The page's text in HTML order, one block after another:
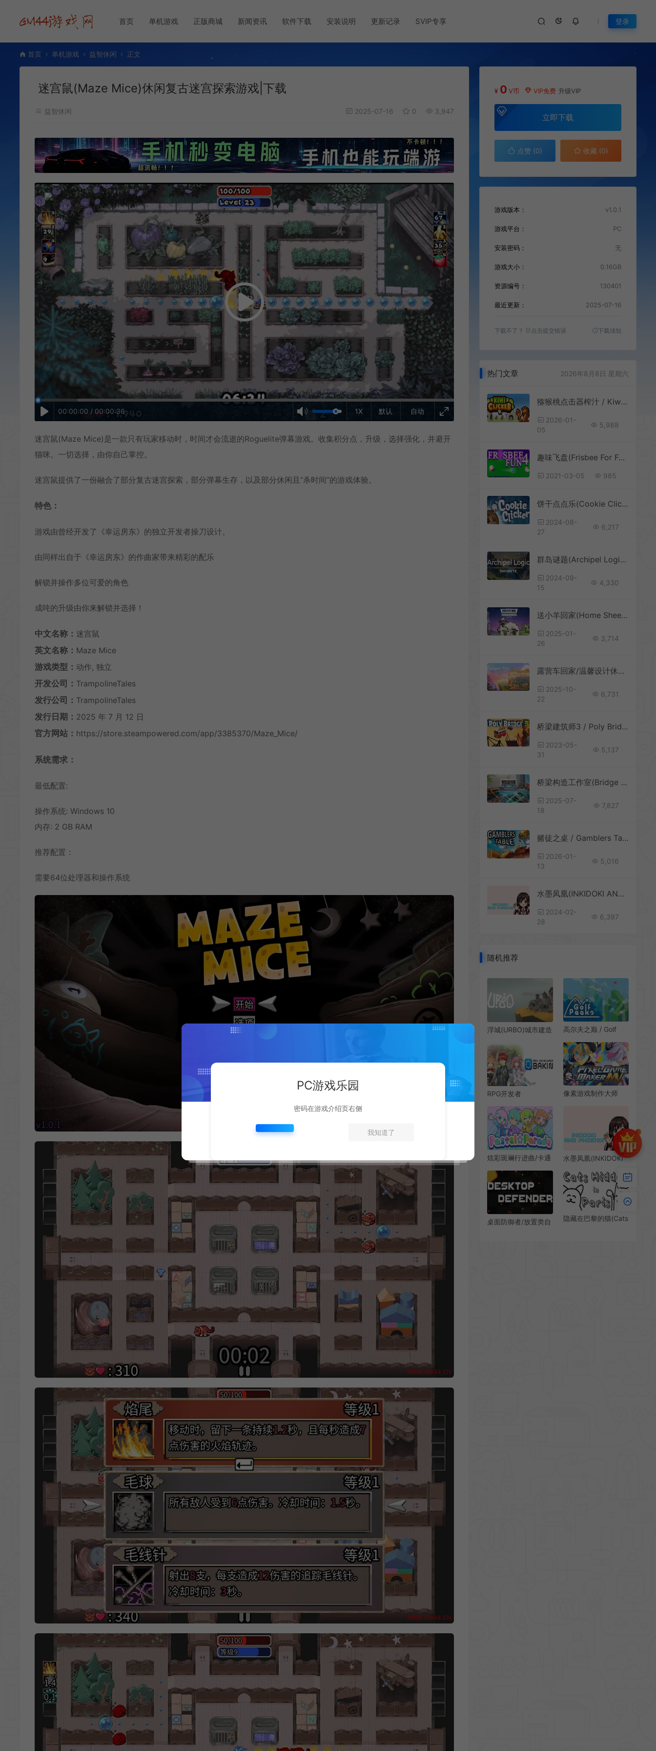
首页 单机游戏 正版商城 新闻资讯 软件下载 安装说明 更新记录 SVIP专享 登录
首页 单机游戏 益智休闲 正文
迷宫鼠(Maze Mice)休闲复古迷宫探索游戏|下载
益智休闲 2025-07-16 0 3,947
自动
1X 默认
00:00:00 / 00:00:36
迷宫鼠(Maze Mice)是一款只有玩家移动时，时间才会流逝的Roguelite弹幕游戏。收集积分点，升级，选择强化，并避开
猫咪。一切选择，由你自己掌控。
迷宫鼠提供了一份融合了部分复古迷宫探索，部分弹幕生存，以及部分休闲且“杀时间”的游戏体验。
特色：
游戏由曾经开发了《幸运房东》的独立开发者操刀设计。
由同样出自于《幸运房东》的作曲家带来精彩的配乐
解锁并操作多位可爱的角色
成吨的升级由你来解锁并选择！
中文名称： 迷宫鼠
英文名称： Maze Mice
游戏类型： 动作, 独立
开发公司： TrampolineTales
发行公司： TrampolineTales
发行日期： 2025 年 7 月 12 日
官方网站： https://store.steampowered.com/app/3385370/Maze_Mice/
系统需求：
最低配置:
操作系统: Windows 10
内存: 2 GB RAM
推荐配置：
需要64位处理器和操作系统
¥ 0 V币 VIP免费 升级VIP
立即下载
点赞 (0) 收藏 (0)
游戏版本： v1.0.1
游戏平台： PC
安装密码： 无
游戏大小： 0.16GB
资源编号： 130401
最近更新： 2025-07-16
下载不了？ 点击提交错误 下载须知
热门文章 2026年8月8日 星期六
猕猴桃点击器榨汁 / Kiwi Clicker Juiced Up 休闲放置挂机游戏
2026-01-
05
5,988
趣味飞盘(Frisbee For Fun)简中|PC|PUZ|益智休闲游戏
2021-03-05 985
饼干点点乐(Cookie Clicker)简中|PC|PUZ|放置型休闲点击游戏
2024-08-
27
6,217
群岛谜题(Archipel Logic Infinite)简中|PC|PUZ|休闲益智解谜游戏
2024-09-
15
4,330
送小羊回家(Home Sheep Home: Farmageddon Party Edition)休闲益智游戏|下载
2025-01-
26
3,714
露营车回家/温馨设计休闲游戏 Camper Van Make it Home 下载
2025-10-
22
6,731
桥梁建筑师3 / Poly Bridge 3 物理建造益智游戏
2023-05-
31
5,137
桥梁构造工作室(Bridge Constructor Studio)创意沙盒益智游戏|下载
2025-07-
18
7,827
赌徒之桌 / Gamblers Table 放置增量挂机休闲游戏
2026-01-
13
5,016
水墨凤凰(INKIDOKI AND PHOENIX)简中|PC|PUZ|休闲图片消除游戏
2024-02-
28
6,397
随机推荐
浮城(URBO)城市建造
高尔夫之巅 / Golf
智游戏
RPG开发者
Developer Bakin)简
中|PC|ETC|RPG游戏
开发工具
像素游戏制作大师
炫彩斑斓行进曲/卡通
Parade 下载
水墨凤凰(INKIDOKI
中|PC|PUZ|休闲图片
消除游戏
桌面防御者/放置类自
隐藏在巴黎的猫(Cats
PC游戏乐园
密码在游戏介绍页右侧
我知道了